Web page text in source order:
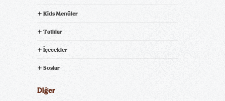
Kids Menüler
Tatlılar
İçecekler
Soslar
Diğer